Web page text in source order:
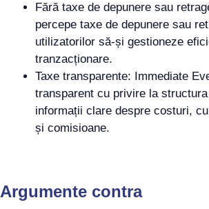
Fără taxe de depunere sau
percepe taxe de depunere sau
utilizatorilor să-și gestioneze
tranzacționare.
Taxe transparente: Immediate
transparent cu privire la
informații clare despre costuri,
și comisioane.
Argumente contra